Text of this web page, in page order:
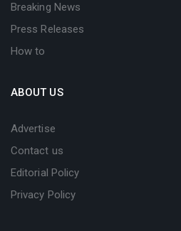
Breaking News
Press Releases
How to
ABOUT US
Advertise
Contact us
Editorial Policy
Privacy Policy